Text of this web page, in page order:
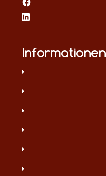
Informationen